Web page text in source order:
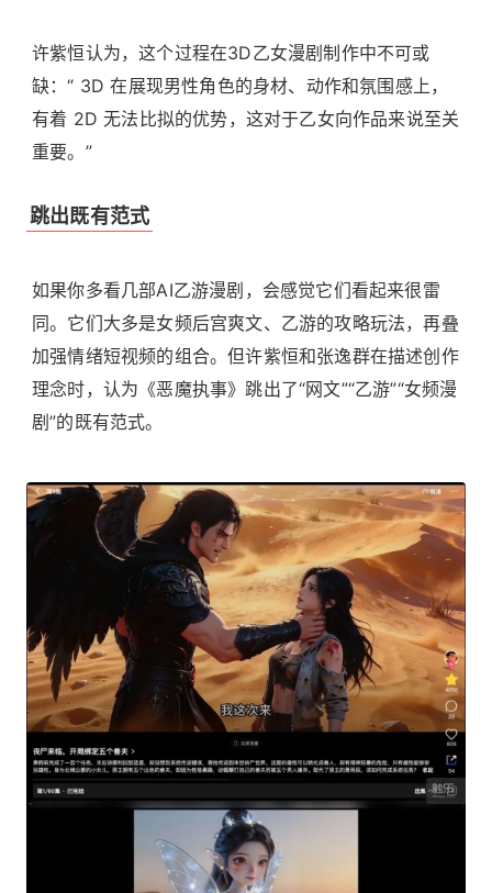
许紫恒认为，这个过程在3D乙女漫剧制作中不可或
缺：“ 3D 在展现男性角色的身材、动作和氛围感上，
有着 2D 无法比拟的优势，这对于乙女向作品来说至关
重要。”
跳出既有范式
如果你多看几部AI乙游漫剧，会感觉它们看起来很雷
同。它们大多是女频后宫爽文、乙游的攻略玩法，再叠
加强情绪短视频的组合。但许紫恒和张逸群在描述创作
理念时，认为《恶魔执事》跳出了“网文”“乙游”“女频漫
剧”的既有范式。